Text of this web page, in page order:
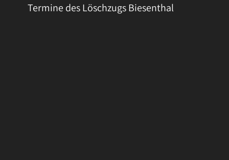
Termine des Löschzugs Biesenthal